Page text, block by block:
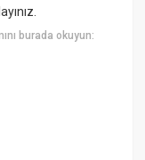
burada okuyun: